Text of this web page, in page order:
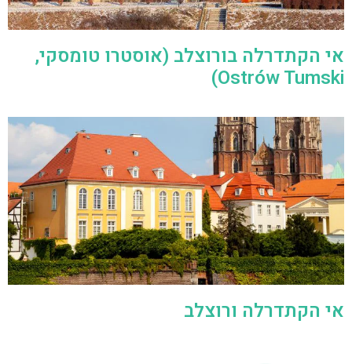
אי הקתדרלה בורוצלב (אוסטרו טומסקי,
Ostrów Tumski)
אי הקתדרלה ורוצלב